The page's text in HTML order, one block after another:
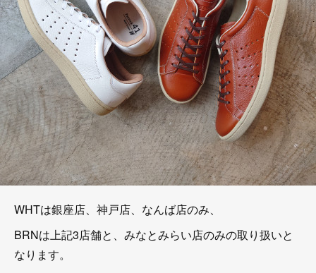
WHTは銀座店、神戸店、なんば店のみ、
BRNは上記3店舗と、みなとみらい店のみの取り扱いと
なります。